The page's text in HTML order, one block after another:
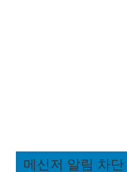
메신저 알림 차단